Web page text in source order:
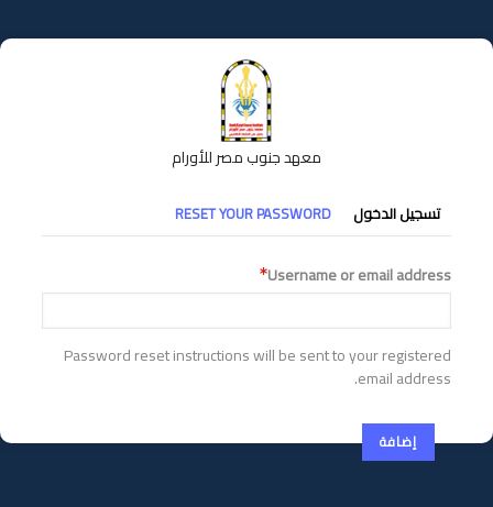
إلى
المحتوى
معهد جنوب مصر للأورام
التبويبات
الأساسية
تسجيل الدخول RESET YOUR PASSWORD
Username or email address
Password reset instructions will be sent to your registered
email address.